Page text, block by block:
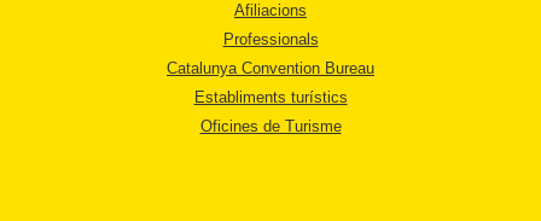
Afiliacions
Professionals
Catalunya Convention Bureau
Establiments turístics
Oficines de Turisme